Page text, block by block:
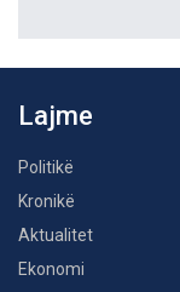
Lajme
Politikë
Kronikë
Aktualitet
Ekonomi